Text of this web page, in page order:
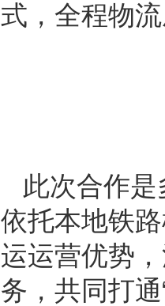
式，全程物
此次合作
依托本地铁
运运营优势
务，共同打